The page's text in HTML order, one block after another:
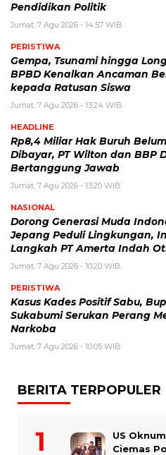
Pendidikan Politik
Jumat, 7 Agu 2026 - 14:57 WIB
PERISTIWA
Gempa, Tsunami hingga
BPBD Kenalkan Ancaman
kepada Ratusan Siswa
Jumat, 7 Agu 2026 - 13:24 WIB
HEADLINE
Rp8,4 Miliar Hak Buruh Belum
Dibayar, PT Wilton dan BBP
Bertanggung Jawab
Jumat, 7 Agu 2026 - 13:20 WIB
NASIONAL
Dorong Generasi Muda
Jepang Peduli Lingkungan,
Langkah PT Amerta Indah
Jumat, 7 Agu 2026 - 10:20 WIB
PERISTIWA
Kasus Kades Positif Sabu,
Sukabumi Serukan Perang
Narkoba
Jumat, 7 Agu 2026 - 10:05 WIB
BERITA TERPOPULER
US
Ciemas